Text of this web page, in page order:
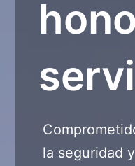
la seguridad